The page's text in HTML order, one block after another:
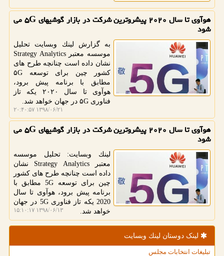
هوآوی تا سال ۲۰۲۰ پیشروترین شركت در بازار گوشیهای ۵G می
شود
به گزارش لینك وبسایت تحلیل
موسسه معتبر Strategy Analytics
نشان داده است چنانچه طرح های
كشور چین برای توسعه ۵G
مطابق با برنامه پیش برود،
هوآوی تا سال ۲۰۲۰ یكه تاز
فناوری ۵G در جهان خواهد شد.
۱۳۹۸/۰۶/۲۱ ۲۰:۴۰:۵۷
هوآوی تا سال ۲۰۲۰ پیشروترین شركت در بازار گوشیهای ۵G می
شود
لینك وبسایت: تحلیل موسسه
معتبر Strategy Analytics نشان
داده است چنانچه طرح های كشور
چین برای توسعه 5G مطابق با
برنامه پیش برود، هوآوی تا سال
2020 یكه تاز فناوری 5G در جهان
خواهد شد.
۱۳۹۸/۰۶/۱۳ ۱۵:۱۰:۱۷
لینک دوستان لینك وبسایت
تبلیغات انتخابات مجلس